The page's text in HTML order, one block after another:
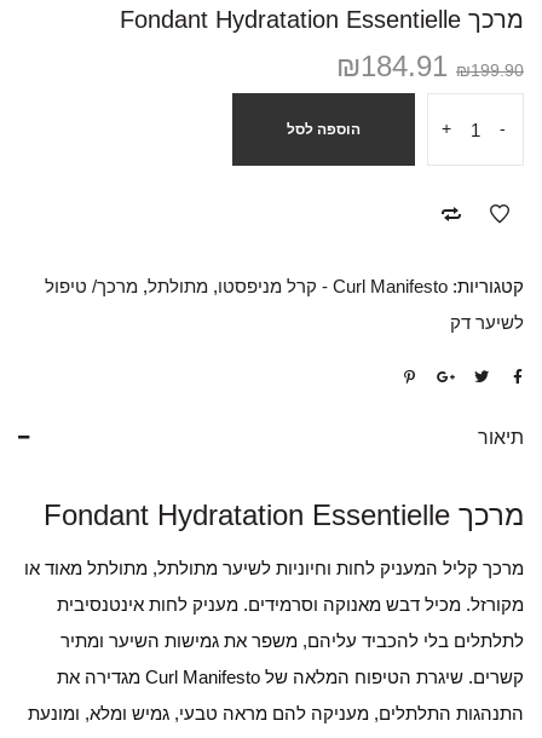
מרכך Fondant Hydratation Essentielle
₪199.90
₪184.91
-
+ הוספה לסל
קטגוריות: Curl Manifesto - קרל מניפסטו , מתולתל, מרכך/ טיפול
לשיער דק
תיאור
מרכך Fondant Hydratation Essentielle
מרכך קליל המעניק לחות וחיוניות לשיער מתולתל, מתולתל מאוד או
מקורזל. מכיל דבש מאנוקה וסרמידים. מעניק לחות אינטנסיבית
לתלתלים בלי להכביד עליהם, משפר את גמישות השיער ומתיר
קשרים. שיגרת הטיפוח המלאה של Curl Manifesto מגדירה את
התנהגות התלתלים, מעניקה להם מראה טבעי, גמיש ומלא, ומונעת